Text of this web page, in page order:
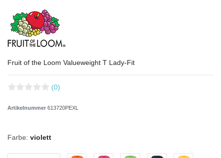
Fruit of the Loom Valueweight T Lady-Fit
(0)
Artikelnummer 613720PEXL
Farbe: violett